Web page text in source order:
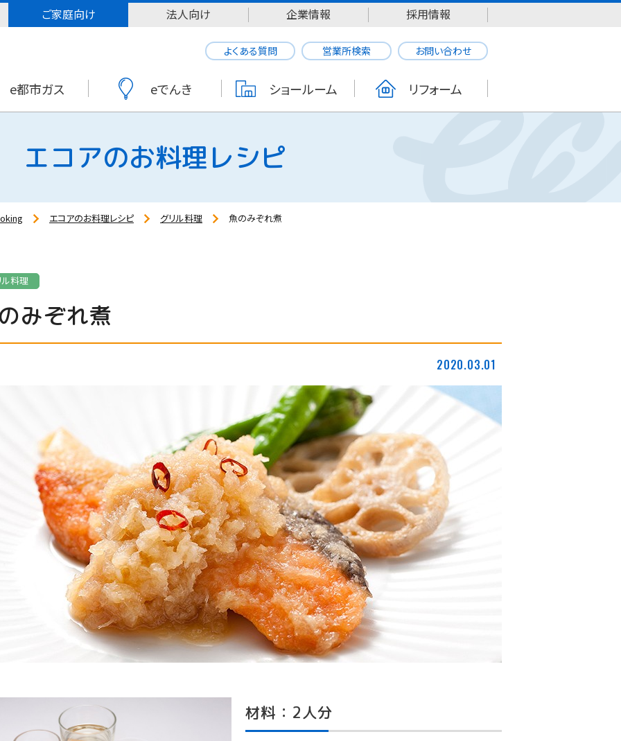
ご家庭向け 法人向け 企業情報 採用情報
よくある質問 営業所検索 お問い合わせ
e都市ガス eでんき ショールーム リフォーム
エコアのお料理レシピ
エコアのお料理レシピ グリル料理 魚のみぞれ煮
ル料理
みぞれ煮
2020.03.01
材料：2人分